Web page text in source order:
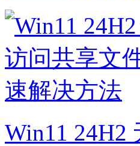
Win11 24H2